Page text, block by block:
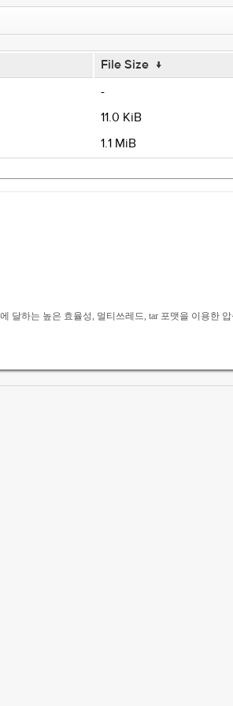
File Size ↓
-
11.0 KiB
1.1 MiB
달하는 높은 효율성, 멀티쓰레드, tar 포맷을 이용한